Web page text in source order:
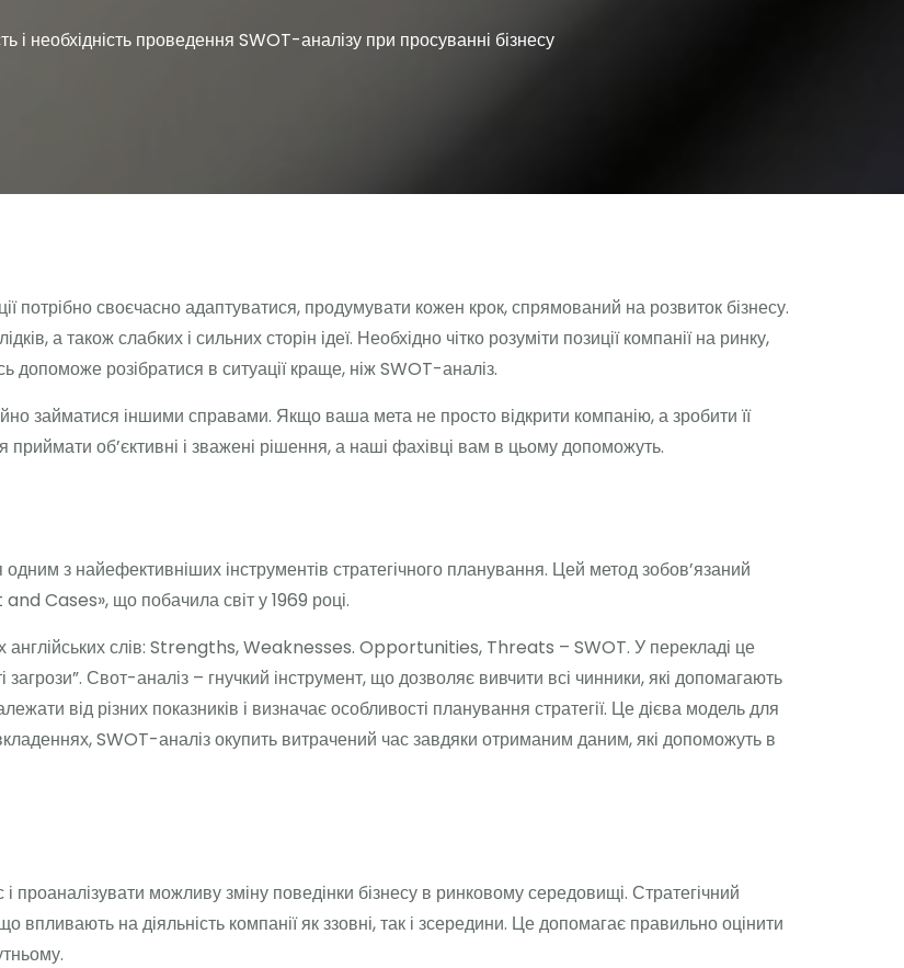
і необхідність проведення SWOT-аналізу при просуванні бізнесу
потрібно своєчасно адаптуватися, продумувати кожен крок, спрямований на розвиток бізнесу.
а також слабких і сильних сторін ідеї. Необхідно чітко розуміти позиції компанії на ринку,
розібратися в ситуації краще, ніж SWOT-аналіз.
займатися іншими справами. Якщо ваша мета не просто відкрити компанію, а зробити її
об’єктивні і зважені рішення, а наші фахівці вам в цьому допоможуть.
з найефективніших інструментів стратегічного планування. Цей метод зобов’язаний
Cases», що побачила світ у 1969 році.
англійських слів: Strengths, Weaknesses. Opportunities, Threats – SWOT. У перекладі це
загрози”. Свот-аналіз – гнучкий інструмент, що дозволяє вивчити всі чинники, які допомагають
від різних показників і визначає особливості планування стратегії. Це дієва модель для
SWOT-аналіз окупить витрачений час завдяки отриманим даним, які допоможуть в
проаналізувати можливу зміну поведінки бізнесу в ринковому середовищі. Стратегічний
на діяльність компанії як ззовні, так і зсередини. Це допомагає правильно оцінити